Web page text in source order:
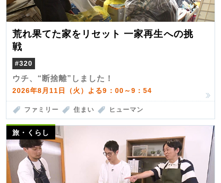
荒れ果てた家をリセット 一家再生への挑
戦
#320
ウチ、“断捨離”しました！
2026年8月11日（火）よる9：00～9：54
ファミリー 住まい ヒューマン
旅・くらし